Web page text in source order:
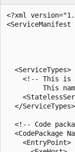
<?xml
<ServiceManifest
  <ServiceTypes>
<!-- This is
This
  </ServiceTypes>
<!-- Code
<CodePackage
    <EntryPoint>